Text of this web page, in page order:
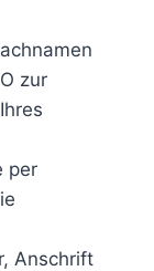
zur
per
Anschrift